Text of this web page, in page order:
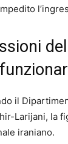
il
Larijani, la
iraniano.